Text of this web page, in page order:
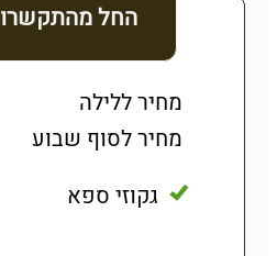
החל מהתקשרו
מחיר ללילה
מחיר לסוף שבוע
גקוזי ספא